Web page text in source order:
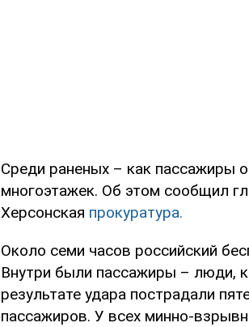
Среди раненых – как пассажиры
многоэтажек. Об этом сообщил
Херсонская прокуратура.
Около семи часов российский
Внутри были пассажиры – люди,
результате удара пострадали
пассажиров. У всех минно-